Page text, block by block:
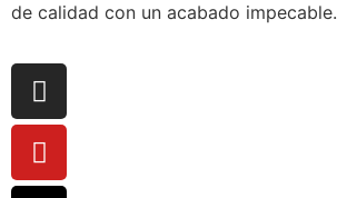
de calidad con un acabado impecable.